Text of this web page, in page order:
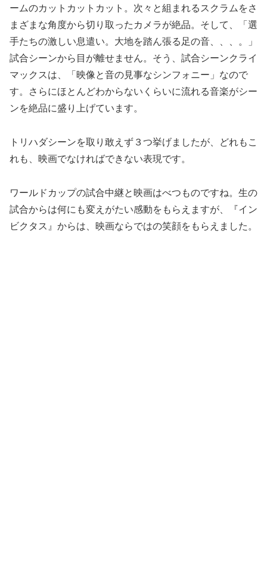
ームのカットカットカット。次々と組まれるスクラムをさ
まざまな角度から切り取ったカメラが絶品。そして、「選
手たちの激しい息遣い。大地を踏ん張る足の音、、、。」
試合シーンから目が離せません。そう、試合シーンクライ
マックスは、「映像と音の見事なシンフォニー」なので
す。さらにほとんどわからないくらいに流れる音楽がシー
ンを絶品に盛り上げています。
トリハダシーンを取り敢えず３つ挙げましたが、どれもこ
れも、映画でなければできない表現です。
ワールドカップの試合中継と映画はべつものですね。生の
試合からは何にも変えがたい感動をもらえますが、『イン
ビクタス』からは、映画ならではの笑顔をもらえました。